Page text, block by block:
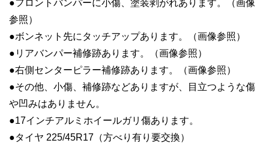
●フロントバンパーに小傷、塗装剥がれあります。（画像
参照）
●ボンネット先にタッチアップあります。（画像参照）
●リアバンパー補修跡あります。（画像参照）
●右側センターピラー補修跡あります。（画像参照）
●その他、小傷、補修跡などありますが、目立つような傷
や凹みはありません。
●17インチアルミホイールガリ傷あります。
●タイヤ 225/45R17（方べり有り要交換）